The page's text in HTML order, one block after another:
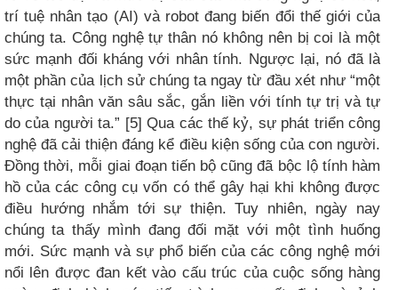
trí tuệ nhân tạo (AI) và robot đang biến đổi thế giới của
chúng ta. Công nghệ tự thân nó không nên bị coi là một
sức mạnh đối kháng với nhân tính. Ngược lại, nó đã là
một phần của lịch sử chúng ta ngay từ đầu xét như “một
thực tại nhân văn sâu sắc, gắn liền với tính tự trị và tự
do của người ta.” [5] Qua các thế kỷ, sự phát triển công
nghệ đã cải thiện đáng kể điều kiện sống của con người.
Đồng thời, mỗi giai đoạn tiến bộ cũng đã bộc lộ tính hàm
hồ của các công cụ vốn có thể gây hại khi không được
điều hướng nhắm tới sự thiện. Tuy nhiên, ngày nay
chúng ta thấy mình đang đối mặt với một tình huống
mới. Sức mạnh và sự phổ biến của các công nghệ mới
nổi lên được đan kết vào cấu trúc của cuộc sống hàng